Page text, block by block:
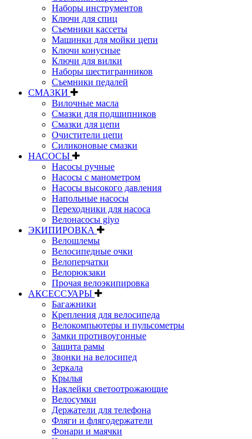
Наборы инструментов
Ключи для спиц
Съемники кассеты
Машинки для мойки цепи
Ключи конусные
Ключи для вилки
Наборы шестигранников
Съемники педалей
СМАЗКИ
Вилочные масла
Смазки для подшипников
Смазки для цепи
Очистители цепи
Силиконовые смазки
НАСОСЫ
Насосы ручные
Насосы с манометром
Насосы высокого давления
Напольные насосы
Переходники для насоса
Велонасосы giyo
ЭКИПИРОВКА
Велошлемы
Велосипедные очки
Велоперчатки
Велорюкзаки
Прочая велоэкипировка
АКСЕССУАРЫ
Багажники
Крепления для велосипеда
Велокомпьютеры и пульсометры
Замки противоугонные
Защита рамы
Звонки на велосипед
Зеркала
Крылья
Наклейки светоотрожающие
Велосумки
Держатели для телефона
Фляги и флягодержатели
Фонари и маячки